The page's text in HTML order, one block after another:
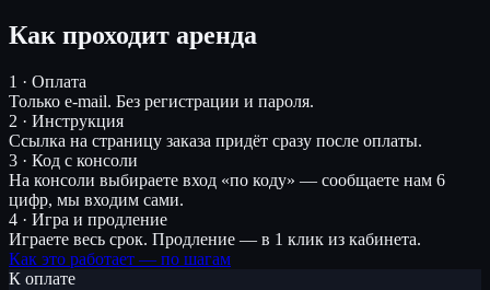
Как проходит аренда
1 · Оплата
Только e-mail. Без регистрации и пароля.
2 · Инструкция
Ссылка на страницу заказа придёт сразу после оплаты.
3 · Код с консоли
На консоли выбираете вход «по коду» — сообщаете нам 6
цифр, мы входим сами.
4 · Игра и продление
Играете весь срок. Продление — в 1 клик из кабинета.
Как это работает — по шагам
К оплате